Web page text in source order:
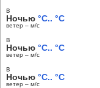
в
Ночью °C.. °C
ветер – м/c
в
Ночью °C.. °C
ветер – м/c
в
Ночью °C.. °C
ветер – м/c